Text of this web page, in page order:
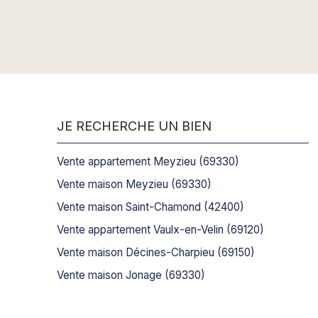
JE RECHERCHE UN BIEN
Vente appartement Meyzieu (69330)
Vente maison Meyzieu (69330)
Vente maison Saint-Chamond (42400)
Vente appartement Vaulx-en-Velin (69120)
Vente maison Décines-Charpieu (69150)
Vente maison Jonage (69330)